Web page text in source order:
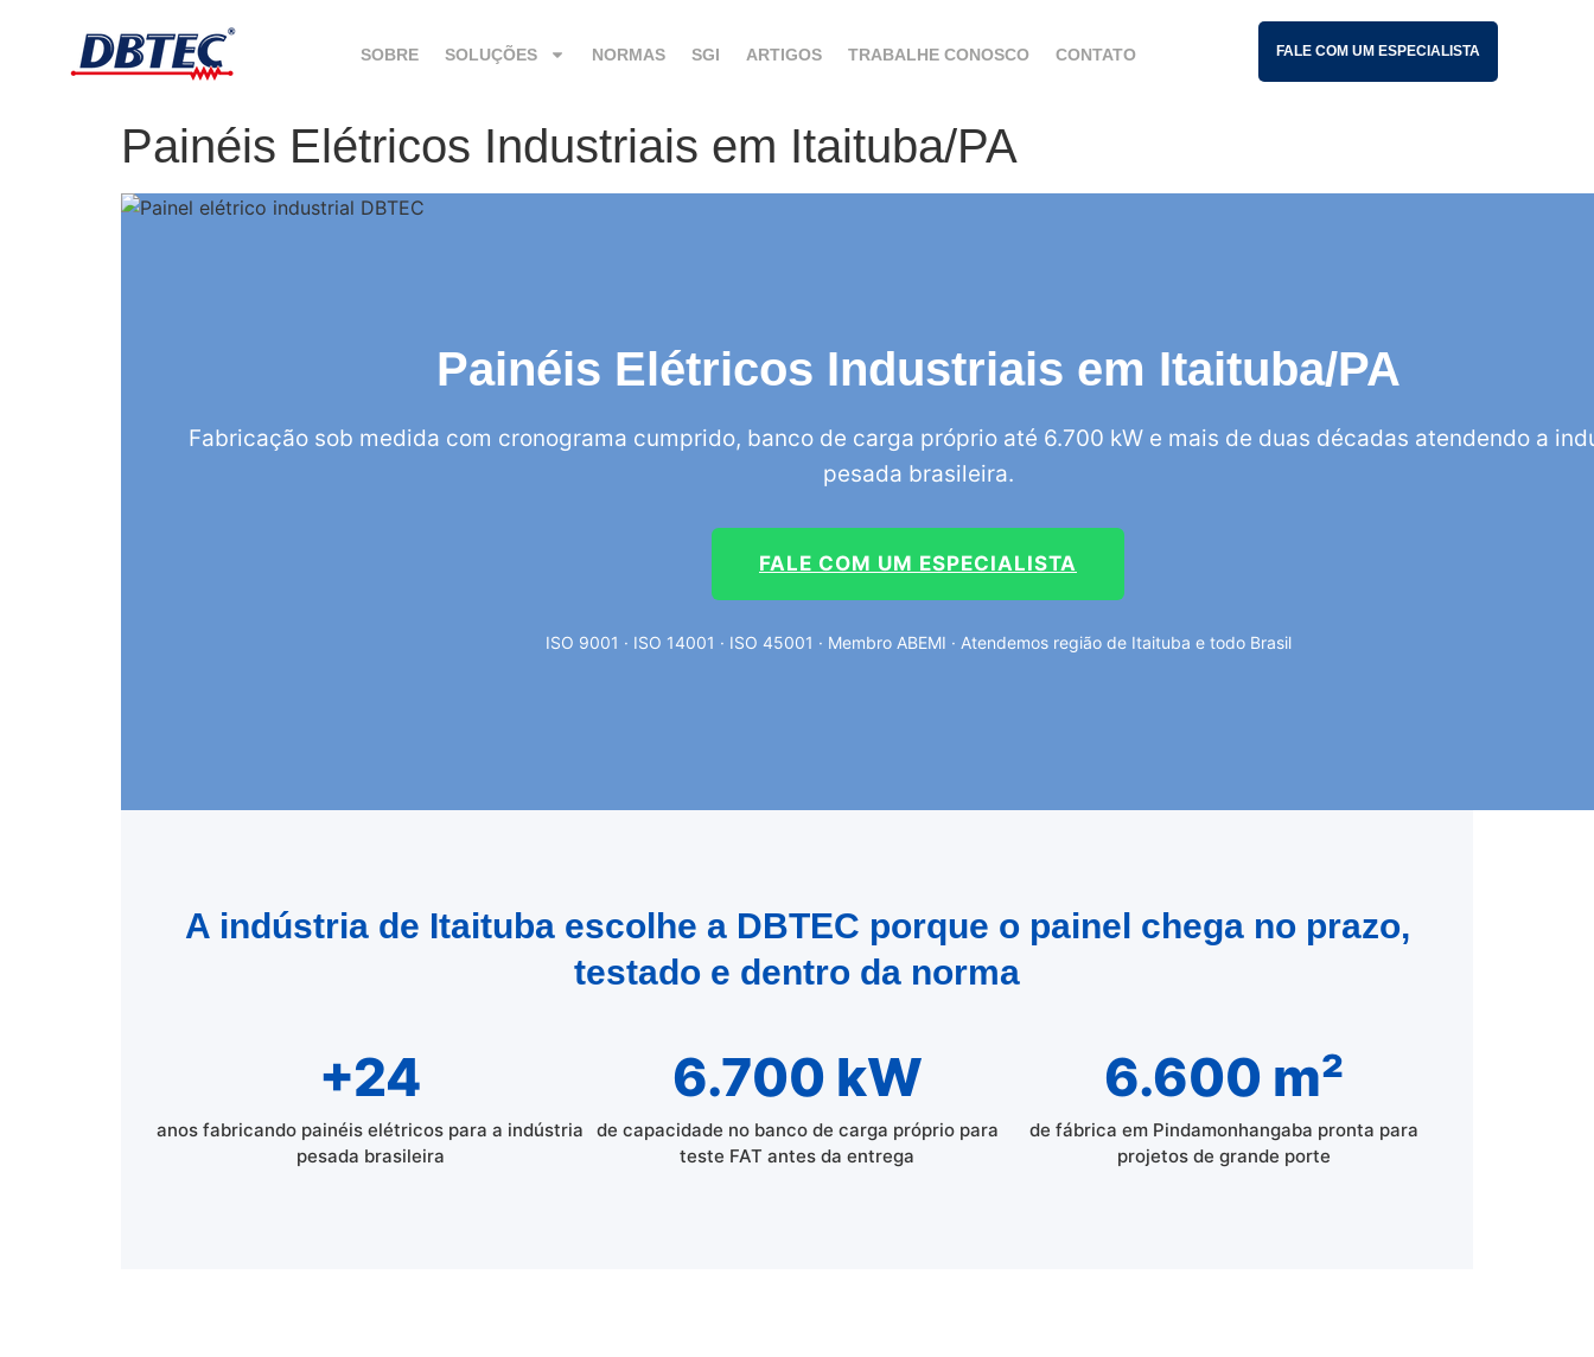
SOBRE SOLUÇÕES NORMAS SGI ARTIGOS TRABALHE CONOSCO CONTATO FALE COM UM ESPECIALISTA
Painéis Elétricos Industriais em Itaituba/PA
Painéis Elétricos Industriais em Itaituba/PA
Fabricação sob medida com cronograma cumprido, banco de carga próprio até 6.700 kW e mais de duas décadas atendendo a
pesada brasileira.
FALE COM UM ESPECIALISTA
ISO 9001 · ISO 14001 · ISO 45001 · Membro ABEMI · Atendemos região de Itaituba e todo Brasil
A indústria de Itaituba escolhe a DBTEC porque o painel chega no prazo,
testado e dentro da norma
+24
anos fabricando painéis elétricos para a indústria
pesada brasileira
6.700 kW
de capacidade no banco de carga próprio para
teste FAT antes da entrega
6.600 m²
de fábrica em Pindamonhangaba pronta para
projetos de grande porte